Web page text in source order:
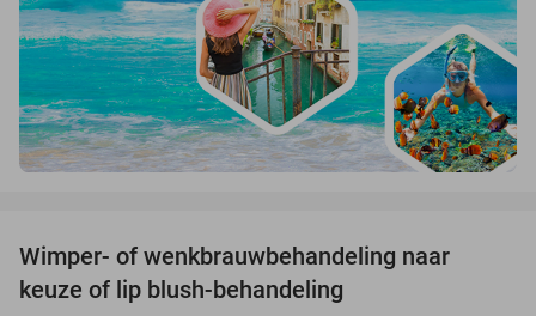
Wimper- of wenkbrauwbehandeling naar
keuze of lip blush-behandeling